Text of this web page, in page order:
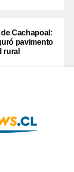
Cachapoal:
pavimento
rural